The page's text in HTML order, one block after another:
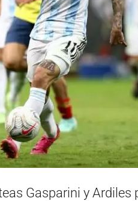
Gasparini y Ardiles